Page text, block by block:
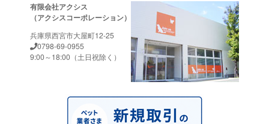
有限会社アクシス
（アクシスコーポレーション）
兵庫県西宮市大屋町12-25
0798-69-0955
9:00～18:00（土日祝除く）